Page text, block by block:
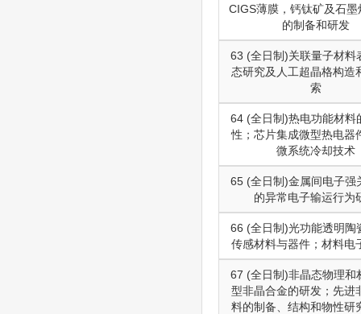
CIGS薄膜，钙钛矿及石墨
的制备和研发
63 (全日制)关联量子材料
态研究及人工超晶格构造
索
64 (全日制)热电功能材料
性；芯片集成微型热电器
微系统冷却技术
65 (全日制)金属间电子强
的异常电子输运行为
66 (全日制)光功能透明陶
传感材料与器件；材料电
67 (全日制)非晶态物理和
型非晶合金的研发；先进
料的制备、结构和物性研